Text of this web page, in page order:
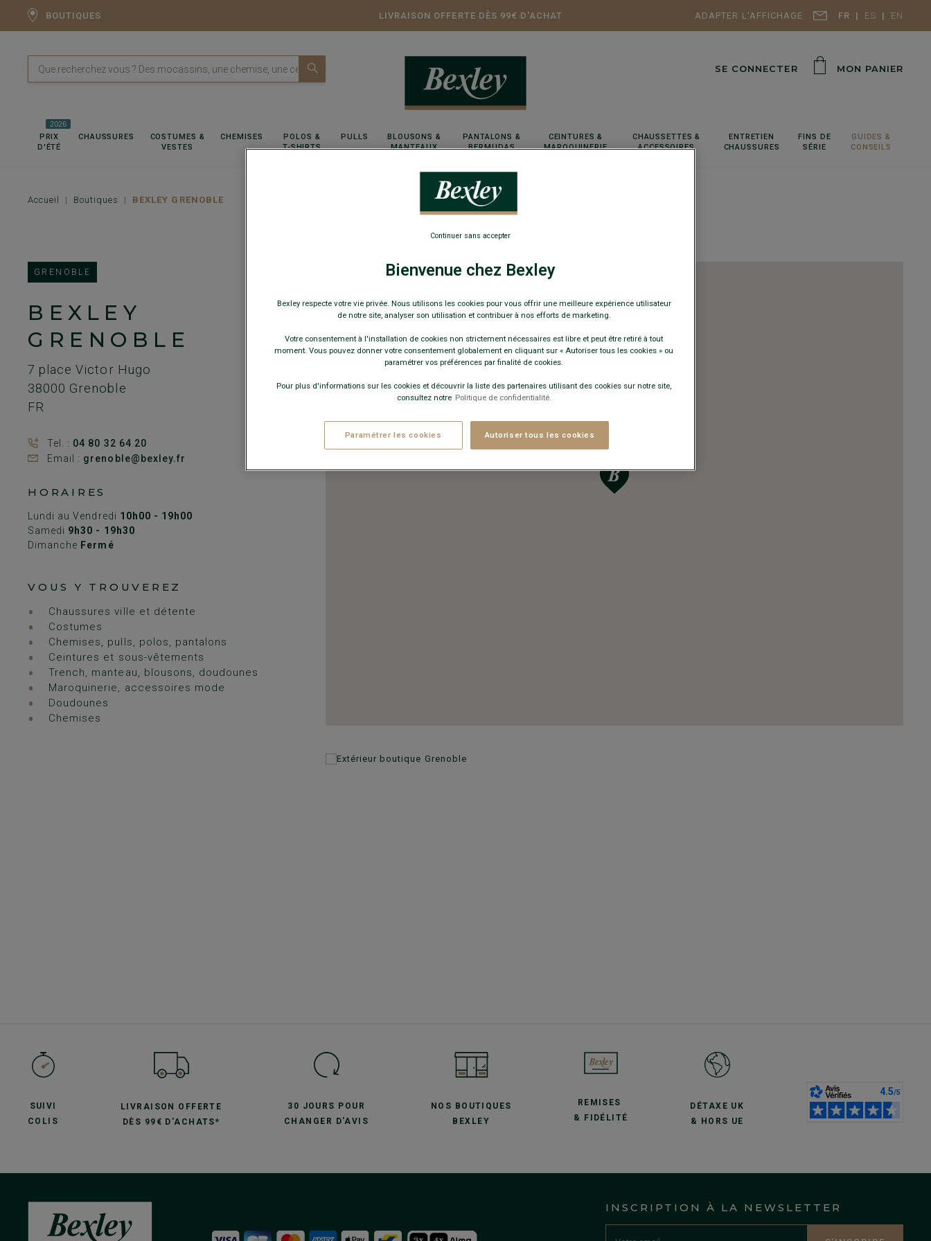
FR ES EN
BOUTIQUES LIVRAISON OFFERTE DÈS 99€ D'ACHAT ADAPTER L'AFFICHAGE
SE CONNECTER MON PANIER
PRIX
D'ÉTÉ
2026
CHAUSSURES
COSTUMES &
VESTES
CHEMISES
POLOS &
T-SHIRTS
PULLS
BLOUSONS &
MANTEAUX
PANTALONS &
BERMUDAS
CEINTURES &
MAROQUINERIE
CHAUSSETTES &
ACCESSOIRES
ENTRETIEN
CHAUSSURES
FINS DE
SÉRIE
GUIDES &
CONSEILS
Accueil Boutiques BEXLEY GRENOBLE
GRENOBLE
BEXLEY
GRENOBLE
7 place Victor Hugo
38000 Grenoble
FR
Tel. : 04 80 32 64 20
Email : grenoble@bexley.fr
HORAIRES
Lundi au Vendredi 10h00 - 19h00
Samedi 9h30 - 19h30
Dimanche Fermé
VOUS Y TROUVEREZ
Chaussures ville et détente
Costumes
Chemises, pulls, polos, pantalons
Ceintures et sous-vêtements
Trench, manteau, blousons, doudounes
Maroquinerie, accessoires mode
Doudounes
Chemises
SUIVI
COLIS
LIVRAISON OFFERTE
DÈS 99€ D'ACHATS*
30 JOURS POUR
CHANGER D'AVIS
NOS BOUTIQUES
BEXLEY
REMISES
& FIDÉLITÉ
DÉTAXE UK
& HORS UE
INSCRIPTION À LA NEWSLETTER
Bienvenue chez Bexley
Bexley respecte votre vie privée. Nous utilisons les cookies pour vous offrir une meilleure expérience utilisateur
de notre site, analyser son utilisation et contribuer à nos efforts de marketing.
Votre consentement à l'installation de cookies non strictement nécessaires est libre et peut être retiré à tout
moment. Vous pouvez donner votre consentement globalement en cliquant sur « Autoriser tous les cookies » ou
paramétrer vos préférences par finalité de cookies.
Pour plus d'informations sur les cookies et découvrir la liste des partenaires utilisant des cookies sur notre site,
consultez notre Politique de confidentialité.
Paramétrer les cookies Autoriser tous les cookies
Continuer sans accepter